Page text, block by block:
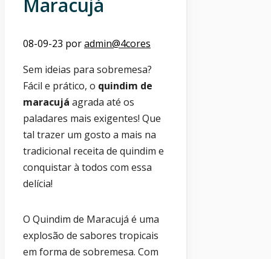
Maracujá
08-09-23 poradmin@4cores
Sem ideias para sobremesa?
Fácil e prático, o quindim de
maracujá agrada até os
paladares mais exigentes! Que
tal trazer um gosto a mais na
tradicional receita de quindim e
conquistar à todos com essa
delícia!
O Quindim de Maracujá é uma
explosão de sabores tropicais
em forma de sobremesa. Com